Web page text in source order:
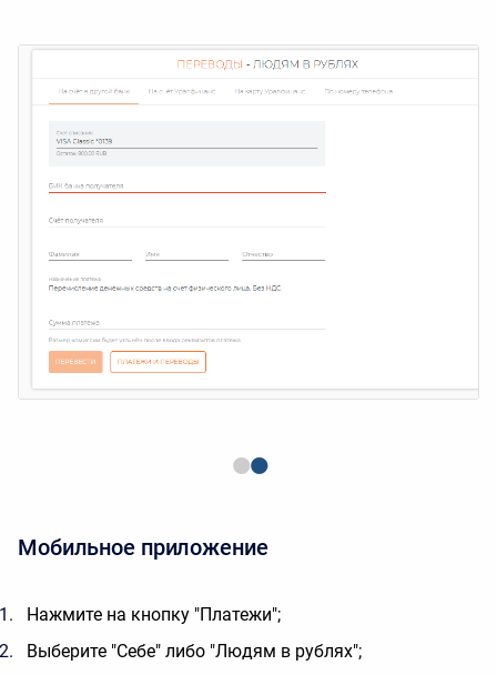
••
Мобильное приложение
Нажмите на кнопку "Платежи";
Выберите "Себе" либо "Людям в рублях";